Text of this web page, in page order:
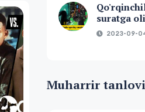
suratga
2023-09-
Muharrir tanlovi